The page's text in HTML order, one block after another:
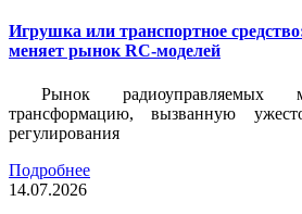
Игрушка или транспортное
меняет рынок RC-моделей
Рынок радиоуправляемых
трансформацию, вызванную
регулирования
Подробнее
14.07.2026